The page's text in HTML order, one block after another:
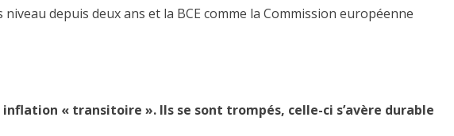
depuis deux ans et la BCE comme la Commission européenne
« transitoire ». Ils se sont trompés, celle-ci s’avère durable